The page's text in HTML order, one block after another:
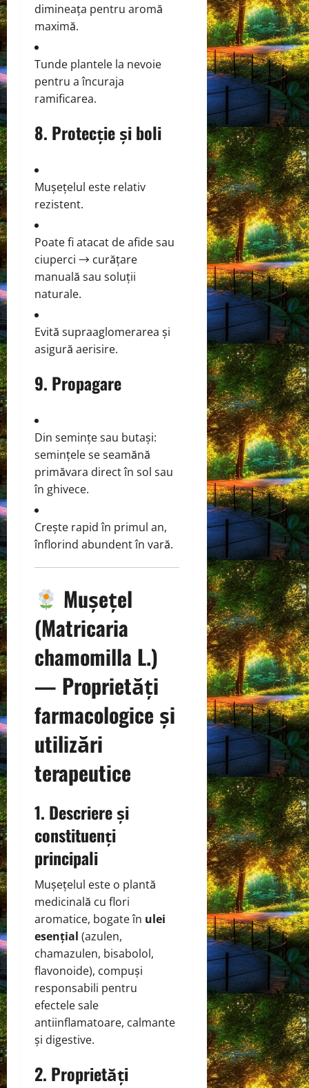
dimineața pentru aromă
maximă.
Tunde plantele la nevoie
pentru a încuraja
ramificarea.
8. Protecție și boli
Mușețelul este relativ
rezistent.
Poate fi atacat de afide sau
ciuperci → curățare
manuală sau soluții
naturale.
Evită supraaglomerarea și
asigură aerisire.
9. Propagare
Din semințe sau butași:
semințele se seamănă
primăvara direct în sol sau
în ghivece.
Crește rapid în primul an,
înflorind abundent în vară.
Mușețel
(Matricaria
chamomilla L.)
— Proprietăți
farmacologice și
utilizări
terapeutice
1. Descriere și
constituenți
principali
Mușețelul este o plantă
medicinală cu flori
aromatice, bogate în ulei
esențial (azulen,
chamazulen, bisabolol,
flavonoide), compuși
responsabili pentru
efectele sale
antiinflamatoare, calmante
și digestive.
2. Proprietăți